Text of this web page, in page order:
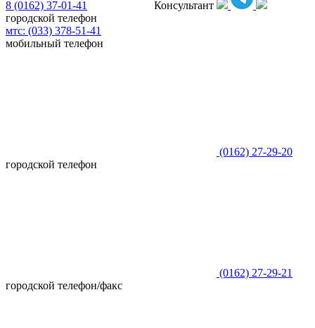
Консультант
8 (0162) 37-01-41
городской телефон
мтс: (033) 378-51-41
мобильный телефон
(0162) 27-29-20
городской телефон
(0162) 27-29-21
городской телефон/факс